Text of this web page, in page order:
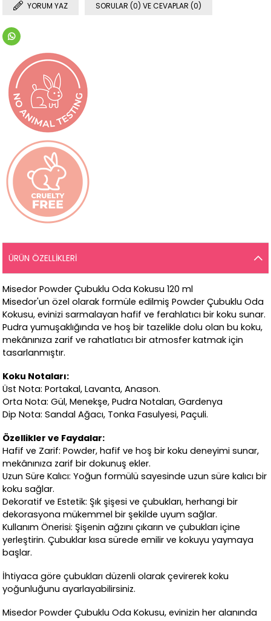
YORUM YAZ SORULAR (0) VE CEVAPLAR (0)
ÜRÜN ÖZELLIKLERI
Misedor Powder Çubuklu Oda Kokusu 120 ml
Misedor'un özel olarak formüle edilmiş Powder Çubuklu Oda
Kokusu, evinizi sarmalayan hafif ve ferahlatıcı bir koku sunar.
Pudra yumuşaklığında ve hoş bir tazelikle dolu olan bu koku,
mekânınıza zarif ve rahatlatıcı bir atmosfer katmak için
tasarlanmıştır.
Koku Notaları:
Üst Nota:Portakal, Lavanta, Anason.
Orta Nota:Gül, Menekşe, Pudra Notaları, Gardenya
Dip Nota:Sandal Ağacı, Tonka Fasulyesi, Paçuli.
Özellikler ve Faydalar:
Hafif ve Zarif: Powder, hafif ve hoş bir koku deneyimi sunar,
mekânınıza zarif bir dokunuş ekler.
Uzun Süre Kalıcı: Yoğun formülü sayesinde uzun süre kalıcı bir
koku sağlar.
Dekoratif ve Estetik: Şık şişesi ve çubukları, herhangi bir
dekorasyona mükemmel bir şekilde uyum sağlar.
Kullanım Önerisi: Şişenin ağzını çıkarın ve çubukları içine
yerleştirin. Çubuklar kısa sürede emilir ve kokuyu yaymaya
başlar.
İhtiyaca göre çubukları düzenli olarak çevirerek koku
yoğunluğunu ayarlayabilirsiniz.
Misedor Powder Çubuklu Oda Kokusu, evinizin her alanında